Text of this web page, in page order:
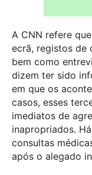
A CNN refere
ecrã, registos de
bem como
dizem ter sido
em que os
casos, esses
imediatos de
inapropriados.
consultas
após o alegado